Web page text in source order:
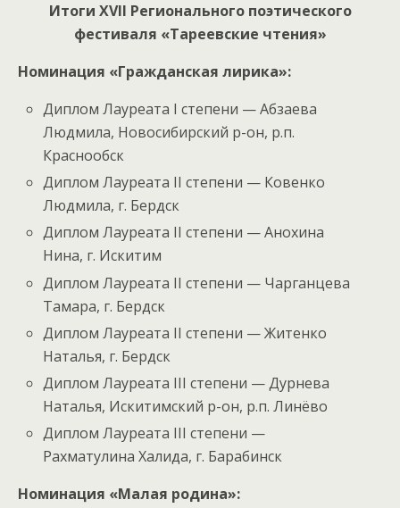
Итоги XVII Регионального поэтического
фестиваля «Тареевские чтения»
Номинация «Гражданская лирика»:
Диплом Лауреата I степени — Абзаева
Людмила, Новосибирский р-он, р.п.
Краснообск
Диплом Лауреата II степени — Ковенко
Людмила, г. Бердск
Диплом Лауреата II степени — Анохина
Нина, г. Искитим
Диплом Лауреата II степени — Чарганцева
Тамара, г. Бердск
Диплом Лауреата II степени — Житенко
Наталья, г. Бердск
Диплом Лауреата III степени — Дурнева
Наталья, Искитимский р-он, р.п. Линёво
Диплом Лауреата III степени —
Рахматулина Халида, г. Барабинск
Номинация «Малая родина»: